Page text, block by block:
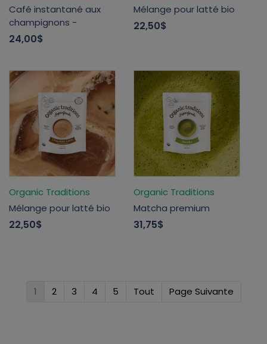
Café instantané aux
champignons -
24,00$
Mélange pour latté bio
22,50$
Organic Traditions
Mélange pour latté bio
22,50$
Organic Traditions
Matcha premium
31,75$
1 2 3 4 5 Tout Page Suivante